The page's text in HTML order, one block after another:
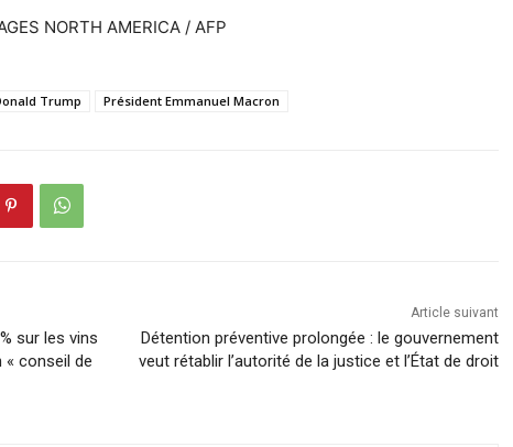
NORTH AMERICA / AFP
Trump Président Emmanuel Macron
sur les vins
conseil de
Article suivant
Détention préventive prolongée : le gouvernement
veut rétablir l’autorité de la justice et l’État de droit